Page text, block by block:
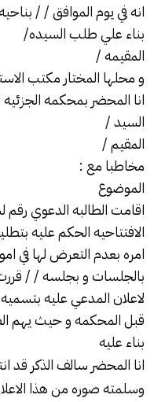
انه في يوم الموافق / /
بناء علي طلب السيده/
المقيمه /
و محلها المختار مكتب
انا المحضر بمحكمه
السيد /
المقيم /
مخاطبا مع :
الموضوع
اقامت الطالبه الدعوي
الافتتاحيه الحكم عليه
امره بعدم التعرض لها في
بالجلسات و بجلسه / /
لاعلان المدعي عليه
قبل المحكمه و حيث يهم
بناء عليه
انا المحضر سالف الذكر قد
وسلمته صوره من هذا